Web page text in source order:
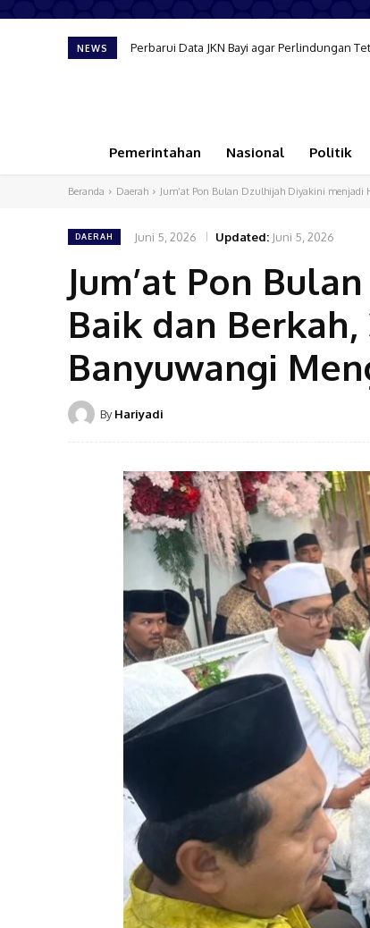
NEWS Perbarui Data JKN Bayi agar Perlindungan
Komnas HAM Soroti Capaian Banyuwangi
Pemerintahan Nasional Politik
Beranda Daerah Jum’at Pon Bulan Dzulhijah Diyakini menjadi
DAERAH Juni 5, 2026 Updated: Juni 5, 2026
Jum’at Pon
Baik dan
Banyuwangi
By Hariyadi